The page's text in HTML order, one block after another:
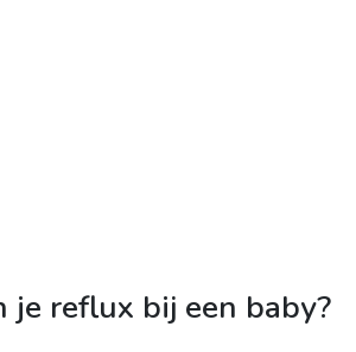
je reflux bij een baby?